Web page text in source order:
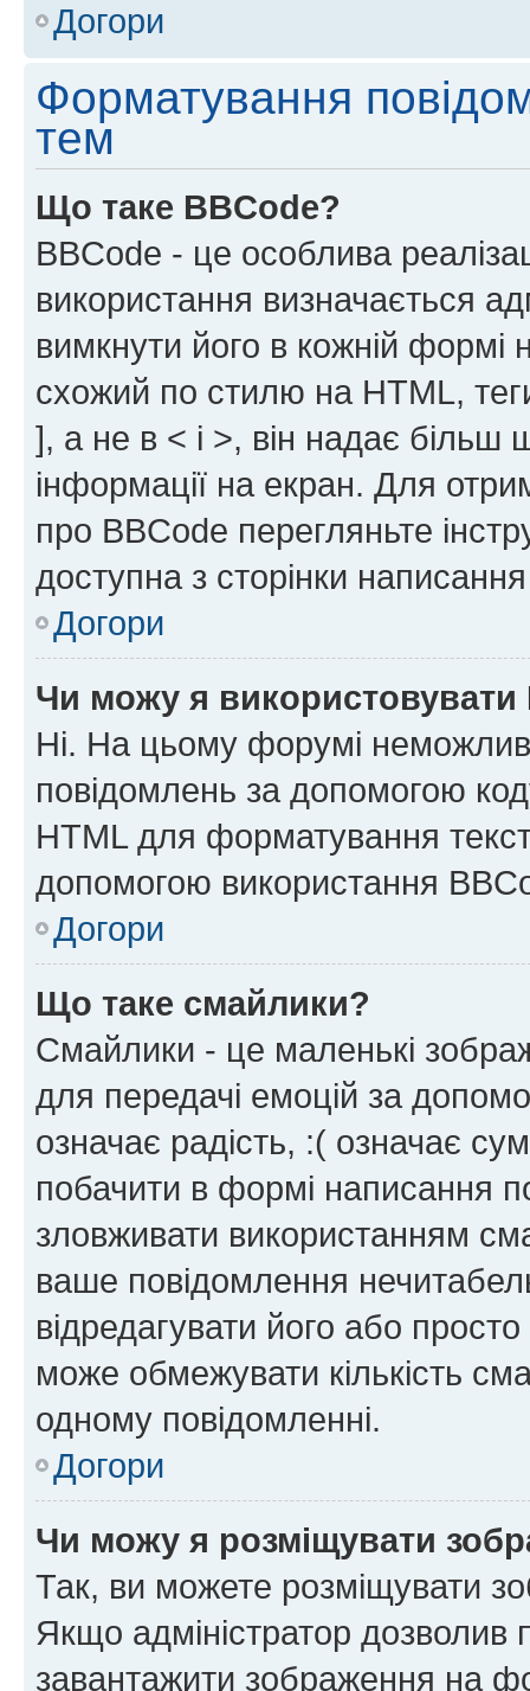
Догори
Форматування
тем
Що таке BBCode?
BBCode - це особлива
використання визначається
вимкнути його в кожній
схожий по стилю на HTML,
], а не в < і >, він надає більш
інформації на екран. Для
про BBCode перегляньте
доступна з сторінки
Догори
Чи можу я використовувати
Ні. На цьому форумі
повідомлень за допомогою
HTML для форматування
допомогою використання
Догори
Що таке смайлики?
Смайлики - це маленькі
для передачі емоцій за
означає радість, :( означає
побачити в формі написання
зловживати використанням
ваше повідомлення
відредагувати його або
може обмежувати кількість
одному повідомленні.
Догори
Чи можу я розміщувати
Так, ви можете розміщувати
Якщо адміністратор
завантажити зображення на